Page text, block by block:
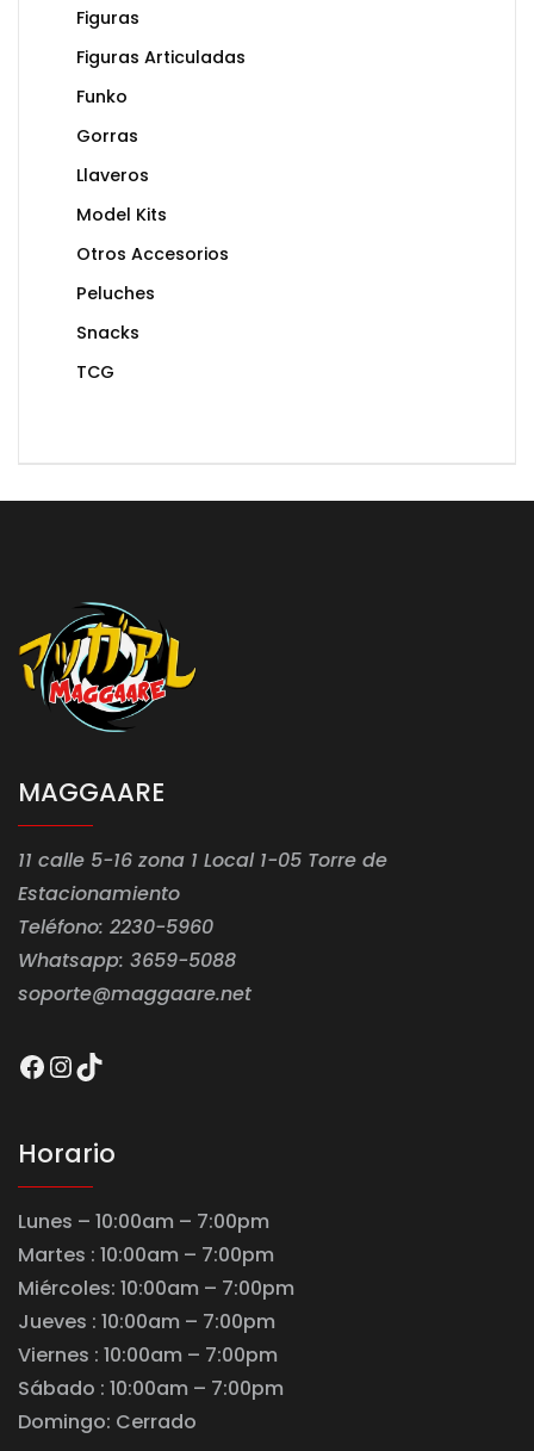
Figuras
Figuras Articuladas
Funko
Gorras
Llaveros
Model Kits
Otros Accesorios
Peluches
Snacks
TCG
MAGGAARE
11 calle 5-16 zona 1 Local 1-05 Torre de
Estacionamiento
Teléfono: 2230-5960
Whatsapp: 3659-5088
soporte@maggaare.net
Facebook
Instagram
TikTok
Horario
Lunes – 10:00am – 7:00pm
Martes : 10:00am – 7:00pm
Miércoles: 10:00am – 7:00pm
Jueves : 10:00am – 7:00pm
Viernes : 10:00am – 7:00pm
Sábado : 10:00am – 7:00pm
Domingo: Cerrado